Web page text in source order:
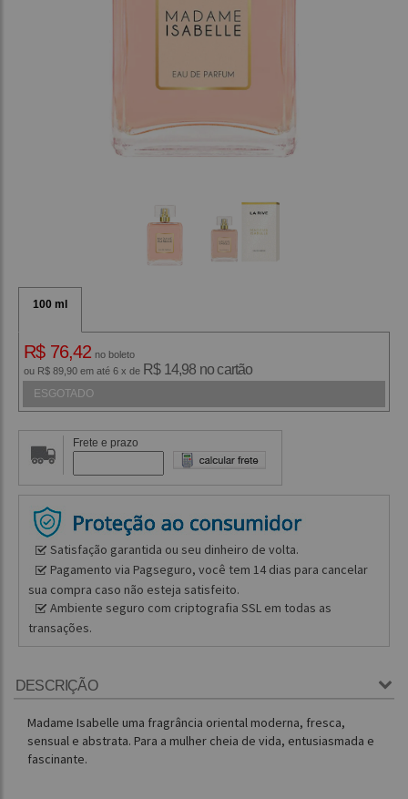
100 ml
R$ 76,42 no boleto
ou R$ 89,90 em até 6 x de R$ 14,98 no cartão
ESGOTADO
Frete e prazo
Satisfação garantida ou seu dinheiro de volta.
Pagamento via Pagseguro, você tem 14 dias para cancelar
sua compra caso não esteja satisfeito.
Ambiente seguro com criptografia SSL em todas as
transações.
DESCRIÇÃO
Madame Isabelle uma fragrância oriental moderna, fresca,
sensual e abstrata. Para a mulher cheia de vida, entusiasmada e
fascinante.